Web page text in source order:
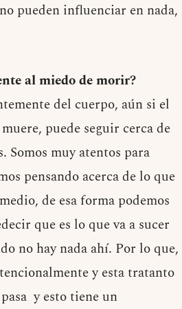
pueden influenciar en nada,
al miedo de morir?
del cuerpo, aún si el
puede seguir cerca de
Somos muy atentos para
pensando acerca de lo que
de esa forma podemos
que es lo que va a sucer
no hay nada ahí. Por lo que,
y esta tratanto
y esto tiene un